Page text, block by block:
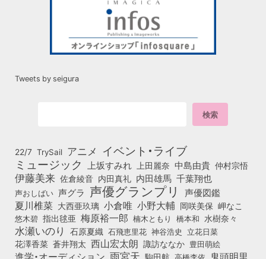
Tweets by seigura
22/7 TrySail アニメ イベント・ライブ
ミュージック 上坂すみれ 上田麗奈 中島由貴 仲村宗悟
伊藤美来 佐倉綾音 内田真礼 内田雄馬 千葉翔也
声おしばい 声グラ 声優グランプリ 声優図鑑
夏川椎菜 大西亜玖璃 小倉唯 小野大輔 岡咲美保 岬なこ
悠木碧 指出毬亜 梅原裕一郎 楠木ともり 橋本和 水樹奈々
水瀬いのり 石原夏織 石飛恵里花 神谷浩史 立花日菜
花澤香菜 蒼井翔太 西山宏太朗 諏訪ななか 豊田萌絵
進学・オーディション 鬼頭明里